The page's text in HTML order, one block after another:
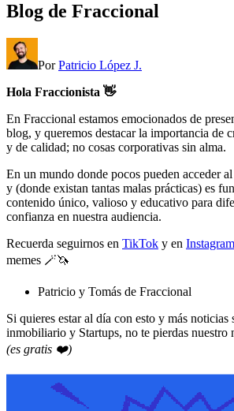
Blog de Fraccional
Por Patricio López J.
Hola Fraccionista 👋
En Fraccional estamos emocionados de
blog, y queremos destacar la importancia de
y de calidad; no cosas corporativas sin alma.
En un mundo donde pocos pueden acceder
y (donde existan tantas malas prácticas) es
contenido único, valioso y educativo para
confianza en nuestra audiencia.
Recuerda seguirnos en TikTok y en Instagram
memes 🪄🦄
Patricio y Tomás de Fraccional
Si quieres estar al día con esto y más noticias
inmobiliario y Startups, no te pierdas nuestro
(es gratis ❤️)